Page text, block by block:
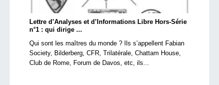
Lettre d’Analyses et d’Informations Libre Hors-Série
n°1 : qui dirige ...
Qui sont les maîtres du monde ? Ils s’appellent Fabian
Society, Bilderberg, CFR, Trilatérale, Chattam House,
Club de Rome, Forum de Davos, etc, ils...